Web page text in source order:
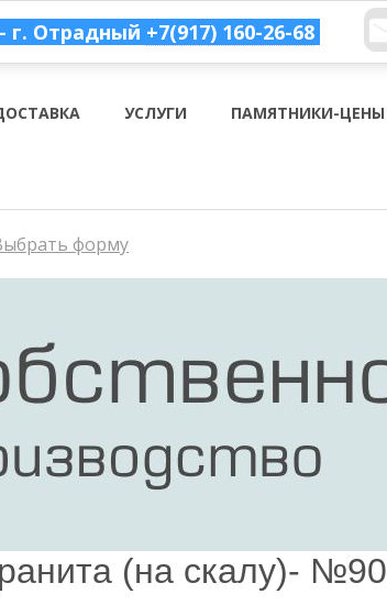
- г. Отрадный +7(917) 160-26-68
УСЛУГИ ПАМЯТНИКИ-ЦЕНЫ
форму
(на скалу)- №90